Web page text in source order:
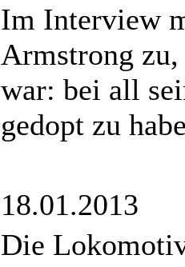
Im Interview
Armstrong zu,
war: bei all
gedopt zu
18.01.2013
Die